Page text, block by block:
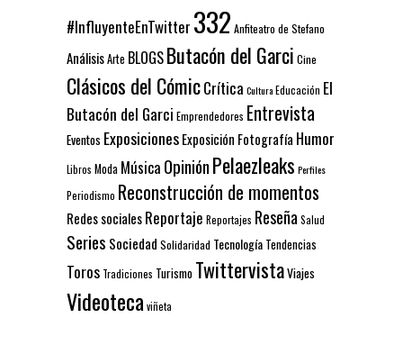
#InfluyenteEnTwitter 332 Anfiteatro de Stefano
AnálisisArte BLOGSButacón del Garci Cine
Clásicos del CómicCrítica CulturaEducación El
Butacón del Garci Emprendedores Entrevista
Eventos ExposicionesExposición Fotografía Humor
Libros Moda Música OpiniónPelaezleaks Perfiles
Periodismo Reconstrucción de momentos
Redes socialesReportaje Reportajes Reseña Salud
Series Sociedad Solidaridad Tecnología Tendencias
Toros Tradiciones Turismo TwittervistaViajes
Videoteca viñeta